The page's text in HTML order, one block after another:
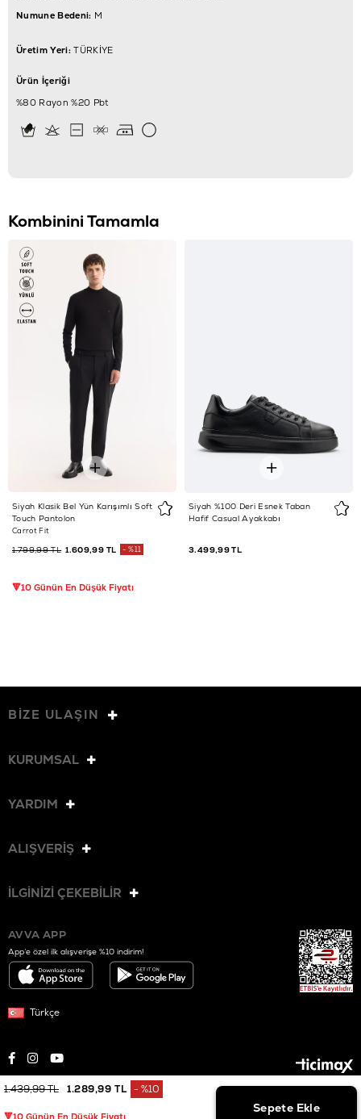
Numune Bedeni: M
Üretim Yeri:TÜRKİYE
Ürün İçeriği
%80 Rayon %20 Pbt
Kombinini Tamamla
Siyah Klasik Bel Yün Karışımlı Soft
Touch Pantolon
Carrot Fit
1.609,99 TL
1.799,99 TL %11
🔻10 Günün En Düşük Fiyatı
Siyah %100 Deri Esnek Taban
Hafif Casual Ayakkabı
3.499,99 TL
1.439,99 TL 1.289,99 TL %10
🔻10 Günün En Düşük Fiyatı
BİZE ULAŞIN
KURUMSAL
YARDIM
ALIŞVERİŞ
İLGİNİZİ ÇEKEBİLİR
AVVA APP
App’e özel ilk alışverişe %10 indirim!
Türkçe
© 2025 AVVA. Tüm hakları saklıdır.